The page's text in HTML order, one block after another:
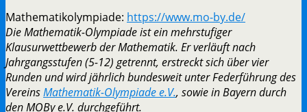
Mathematikolympiade: https://www.mo-by.de/
Die Mathematik-Olympiade ist ein mehrstufiger
Klausurwettbewerb der Mathematik. Er verläuft nach
Jahrgangsstufen (5-12) getrennt, erstreckt sich über vier
Runden und wird jährlich bundesweit unter Federführung des
VereinsMathematik-Olympiade e.V., sowie in Bayern durch
den MOBy e.V. durchgeführt.